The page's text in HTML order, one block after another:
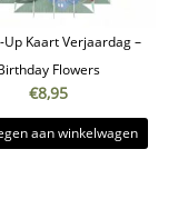
Up Kaart Verjaardag –
Flowers
€8,95
aan winkelwagen